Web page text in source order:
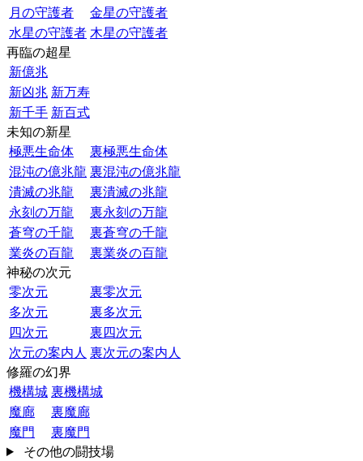
月の守護者
金星の守護者
水星の守護者 木星の守護者
再臨の超星
新億兆
新凶兆 新万寿
新千手 新百式
未知の新星
極悪生命体
裏極悪生命体
混沌の億兆龍 裏混沌の億兆龍
潰滅の兆龍
裏潰滅の兆龍
永刻の万龍
裏永刻の万龍
蒼穹の千龍
裏蒼穹の千龍
業炎の百龍
裏業炎の百龍
神秘の次元
零次元
裏零次元
多次元
裏多次元
四次元
裏四次元
次元の案内人 裏次元の案内人
修羅の幻界
機構城 裏機構城
魔廊
裏魔廊
魔門
裏魔門
その他の闘技場